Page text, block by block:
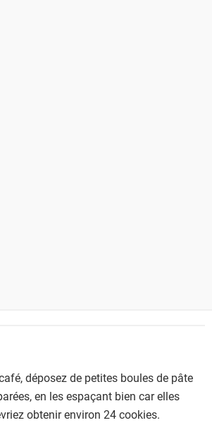
déposez de petites boules de pâte
en les espaçant bien car elles
obtenir environ 24 cookies.